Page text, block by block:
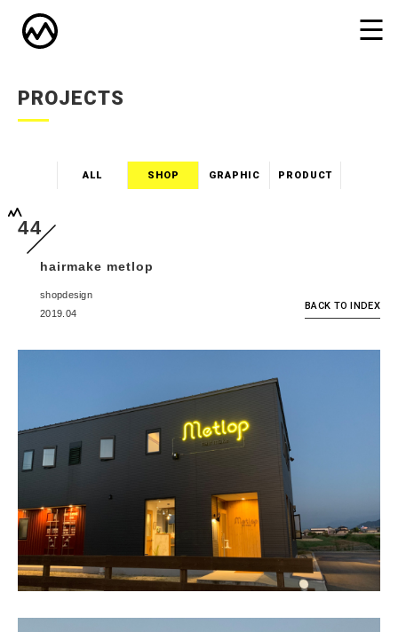
PROJECTS
ALL SHOP GRAPHIC PRODUCT
hairmake metlop
shopdesign
2019.04
BACK TO INDEX
44